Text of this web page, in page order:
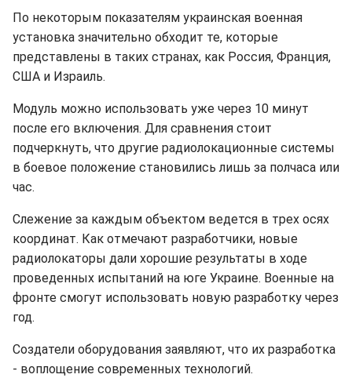
По некоторым показателям украинская военная
установка значительно обходит те, которые
представлены в таких странах, как Россия, Франция,
США и Израиль.
Модуль можно использовать уже через 10 минут
после его включения. Для сравнения стоит
подчеркнуть, что другие радиолокационные системы
в боевое положение становились лишь за полчаса или
час.
Слежение за каждым объектом ведется в трех осях
координат. Как отмечают разработчики, новые
радиолокаторы дали хорошие результаты в ходе
проведенных испытаний на юге Украине. Военные на
фронте смогут использовать новую разработку через
год.
Создатели оборудования заявляют, что их разработка
- воплощение современных технологий.